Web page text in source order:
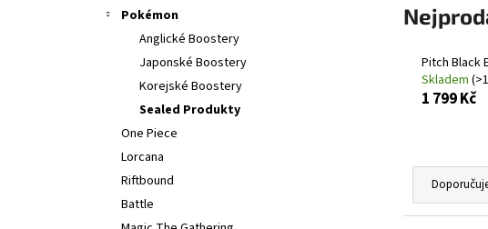
Pokémon
Anglické Boostery
Japonské Boostery
Korejské Boostery
Sealed Produkty
One Piece
Lorcana
Riftbound
Battle
Pitch Black
Skladem
1 799 Kč
Ř
z